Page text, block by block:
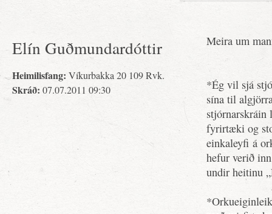
Elín Guðmundardóttir
Heimilisfang: Víkurbakka 20 109 Rvk.
Skráð: 07.07.2011 09:30
Meira um
*Ég vil sjá
sína til
stjórnarskráin
fyrirtæki og
einkaleyfi á
hefur verið
undir heitinu